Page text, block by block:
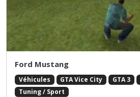
Ford Mustang
Véhicules GTA Vice City GTA 3
Tuning / Sport